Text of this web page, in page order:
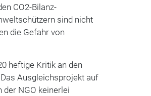
CO2-Bilanz-
sind nicht
die Gefahr von
heftige Kritik an den
Ausgleichsprojekt auf
NGO keinerlei